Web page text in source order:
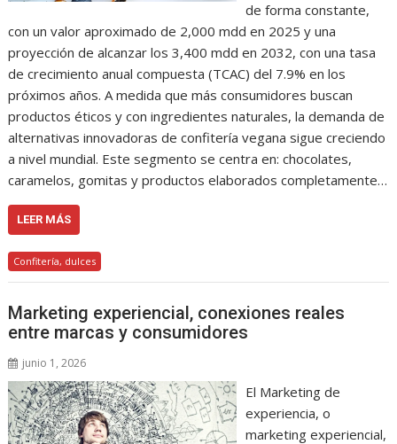
de forma constante,
con un valor aproximado de 2,000 mdd en 2025 y una
proyección de alcanzar los 3,400 mdd en 2032, con una tasa
de crecimiento anual compuesta (TCAC) del 7.9% en los
próximos años. A medida que más consumidores buscan
productos éticos y con ingredientes naturales, la demanda de
alternativas innovadoras de confitería vegana sigue creciendo
a nivel mundial. Este segmento se centra en: chocolates,
caramelos, gomitas y productos elaborados completamente…
LEER MÁS
Confitería, dulces
Marketing experiencial, conexiones reales
entre marcas y consumidores
junio 1, 2026
El Marketing de
experiencia, o
marketing experiencial,